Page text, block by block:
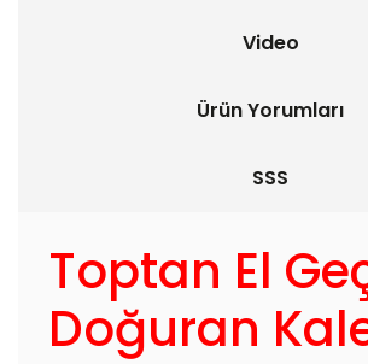
Video
Ürün Yorumları
SSS
Toptan El
Doğuran